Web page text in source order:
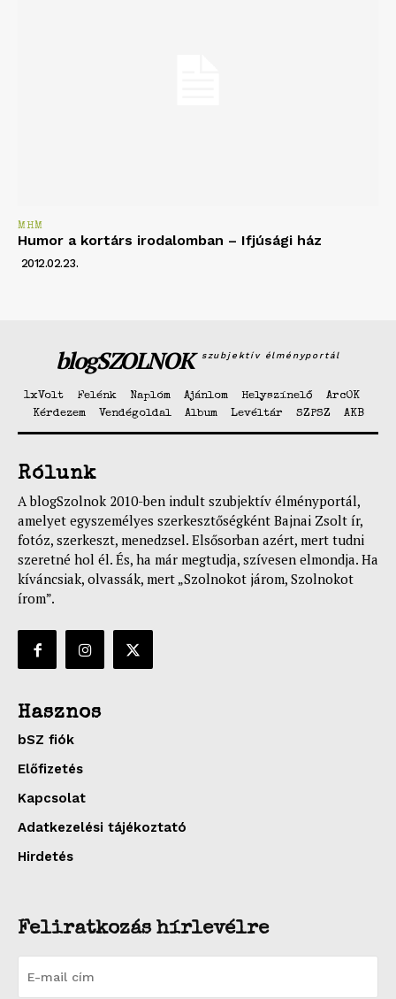
MHM
Humor a kortárs irodalomban – Ifjúsági ház
2012.02.23.
blogSZOLNOK szubjektív élményportál
1xVolt Felénk Naplóm Ajánlom Helyszínelő
ArcOK
Kérdezem
Vendégoldal Album Levéltár SZPSZ AKB
Rólunk
A blogSzolnok 2010-ben indult szubjektív élményportál,
amelyet egyszemélyes szerkesztőségként Bajnai Zsolt ír,
fotóz, szerkeszt, menedzsel. Elsősorban azért, mert tudni
szeretné hol él. És, ha már megtudja, szívesen elmondja. Ha
kíváncsiak, olvassák, mert „Szolnokot járom, Szolnokot
írom”.
Hasznos
bSZ fiók
Előfizetés
Kapcsolat
Adatkezelési tájékoztató
Hirdetés
Feliratkozás hírlevélre